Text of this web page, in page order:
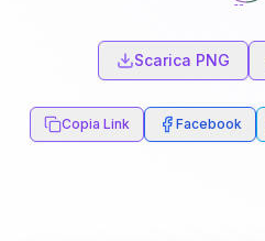
60
Scarica PNG
Copia Link Facebook